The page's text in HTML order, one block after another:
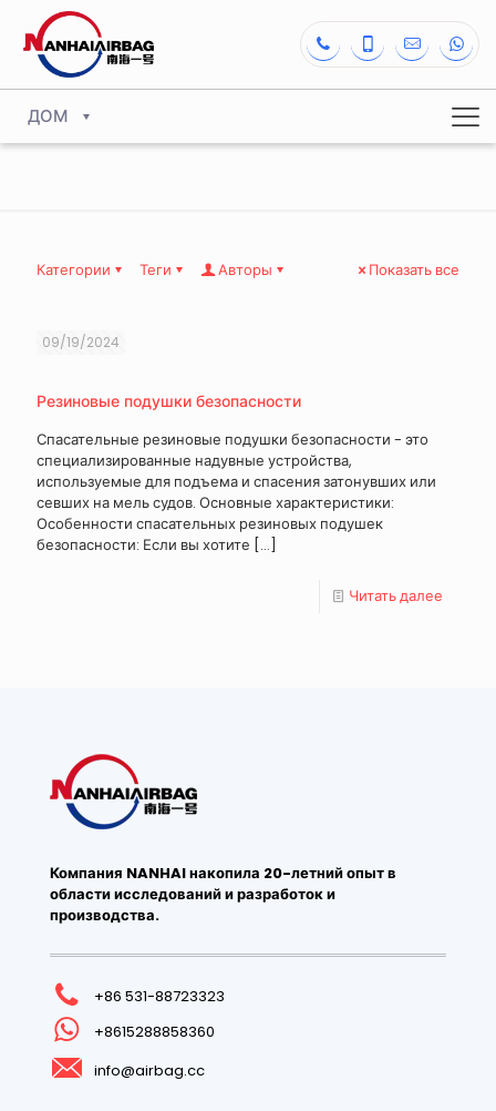
ДОМ
Категории Теги Авторы Показать все
09/19/2024
Резиновые подушки безопасности
Спасательные резиновые подушки безопасности - это
специализированные надувные устройства,
используемые для подъема и спасения затонувших или
севших на мель судов. Основные характеристики:
Особенности спасательных резиновых подушек
безопасности: Если вы хотите […]
Читать далее
Компания NANHAI накопила 20-летний опыт в
области исследований и разработок и
производства.
+86 531-88723323
+8615288858360
info@airbag.cc